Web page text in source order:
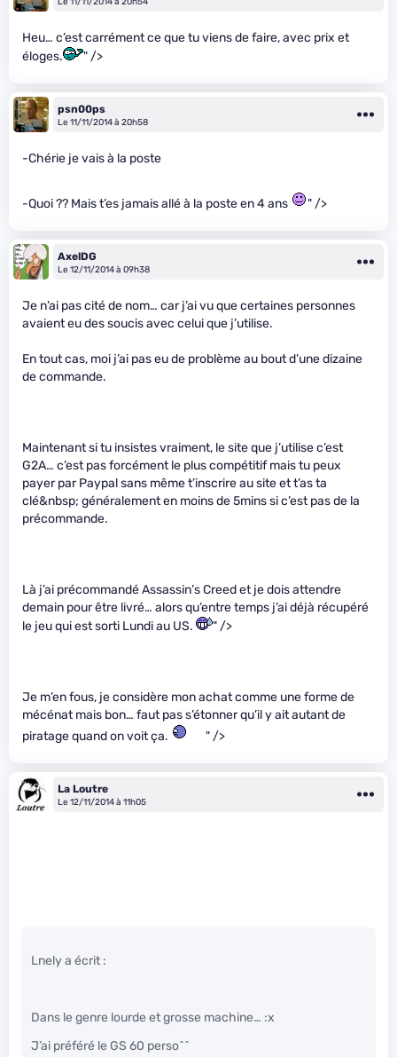
Heu… c’est carrément ce que tu viens de faire, avec prix et
éloges.
" />
psn00ps
Le 11/11/2014 à 20h58
-Chérie je vais à la poste
-Quoi ?? Mais t’es jamais allé à la poste en 4 ans " />
AxelDG
Le 12/11/2014 à 09h38
Je n’ai pas cité de nom… car j’ai vu que certaines personnes
avaient eu des soucis avec celui que j’utilise.
En tout cas, moi j’ai pas eu de problème au bout d’une dizaine
de commande.
Maintenant si tu insistes vraiment, le site que j’utilise c’est
G2A… c’est pas forcément le plus compétitif mais tu peux
payer par Paypal sans même t’inscrire au site et t’as ta
clé&nbsp; généralement en moins de 5mins si c’est pas de la
précommande.
Là j’ai précommandé Assassin’s Creed et je dois attendre
demain pour être livré… alors qu’entre temps j’ai déjà récupéré
le jeu qui est sorti Lundi au US.
" />
Je m’en fous, je considère mon achat comme une forme de
mécénat mais bon… faut pas s’étonner qu’il y ait autant de
piratage quand on voit ça.
" />
La Loutre
Le 12/11/2014 à 11h05
Lnely a écrit :
Dans le genre lourde et grosse machine… :x
J’ai préféré le GS 60 perso^^